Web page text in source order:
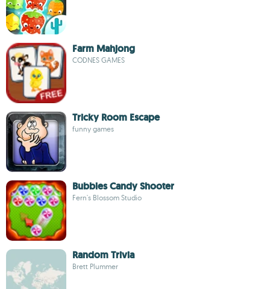
Farm Mahjong
CODNES GAMES
Tricky Room Escape
funny games
Bubbles Candy Shooter
Fern's Blossom Studio
Random Trivia
Brett Plummer